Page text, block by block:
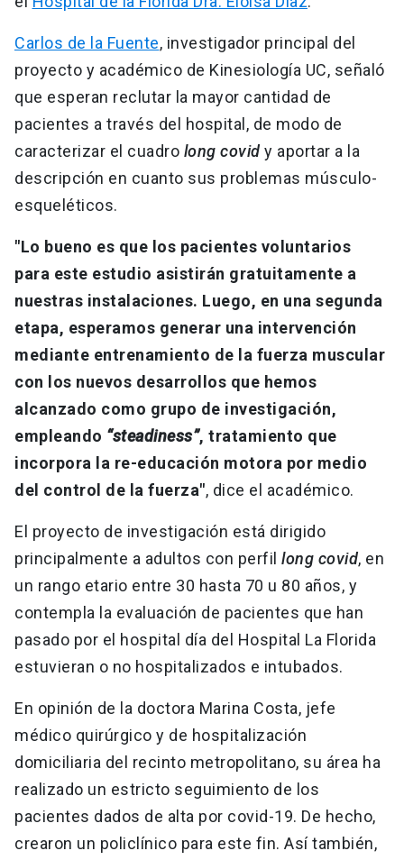
Carlos de la Fuente, investigador principal del
proyecto y académico de Kinesiología UC, señaló
que esperan reclutar la mayor cantidad de
pacientes a través del hospital, de modo de
caracterizar el cuadro long covid y aportar a la
descripción en cuanto sus problemas músculo-
esqueléticos.
"Lo bueno es que los pacientes voluntarios
para este estudio asistirán gratuitamente a
nuestras instalaciones. Luego, en una segunda
etapa, esperamos generar una intervención
mediante entrenamiento de la fuerza muscular
con los nuevos desarrollos que hemos
alcanzado como grupo de investigación,
empleando “steadiness”, tratamiento que
incorpora la re-educación motora por medio
del control de la fuerza", dice el académico.
El proyecto de investigación está dirigido
principalmente a adultos con perfil long covid, en
un rango etario entre 30 hasta 70 u 80 años, y
contempla la evaluación de pacientes que han
pasado por el hospital día del Hospital La Florida
estuvieran o no hospitalizados e intubados.
En opinión de la doctora Marina Costa, jefe
médico quirúrgico y de hospitalización
domiciliaria del recinto metropolitano, su área ha
realizado un estricto seguimiento de los
pacientes dados de alta por covid-19. De hecho,
crearon un policlínico para este fin. Así también,